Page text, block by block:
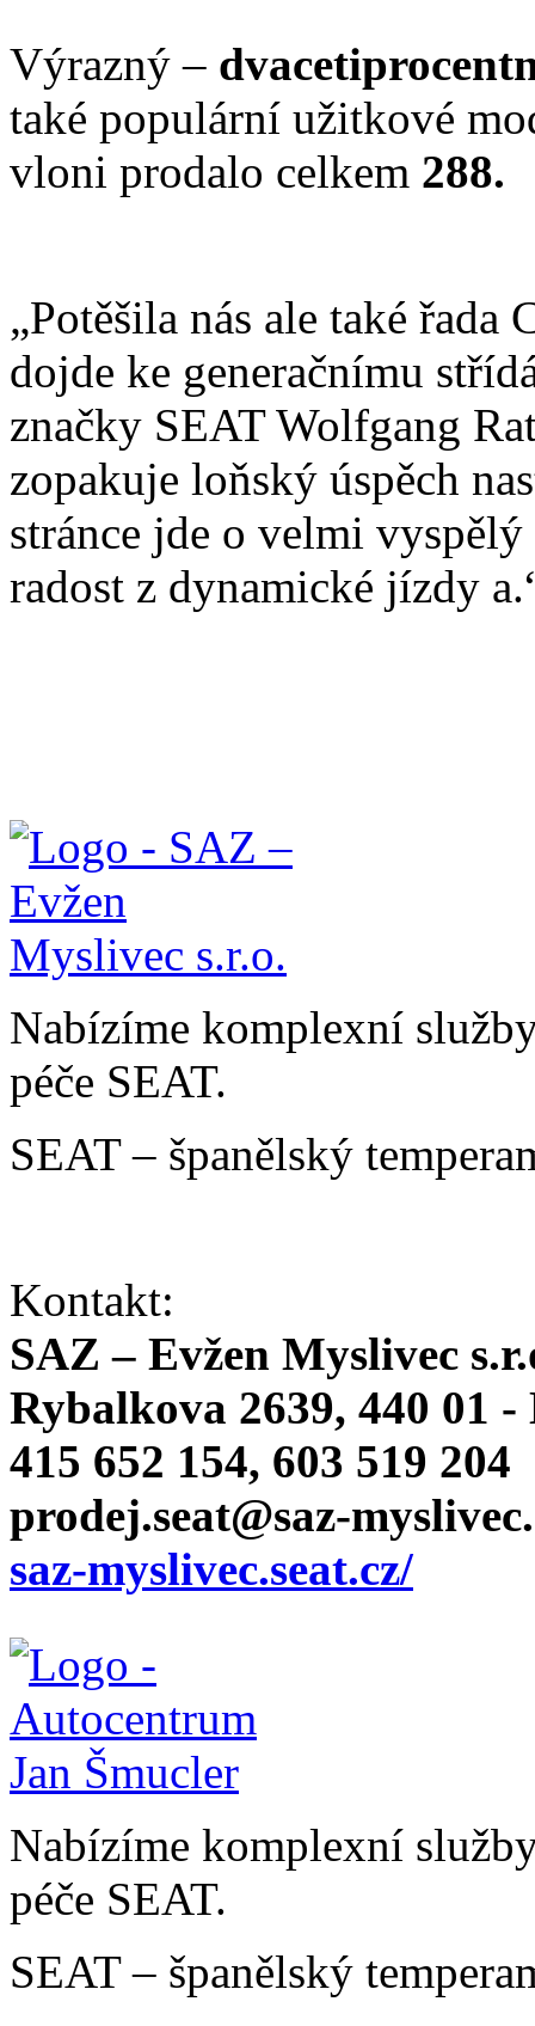
Výrazný –
také populární užitkové
vloni prodalo celkem 288.
„Potěšila nás ale také řada
dojde ke generačnímu
značky SEAT Wolfgang
zopakuje loňský úspěch
stránce jde o velmi
radost z dynamické jízdy
Nabízíme komplexní
péče SEAT.
SEAT – španělský
Kontakt:
SAZ – Evžen Myslivec
Rybalkova 2639, 440 01
415 652 154, 603 519 204
prodej.seat@saz-
saz-myslivec.seat.cz/
Nabízíme komplexní
péče SEAT.
SEAT – španělský